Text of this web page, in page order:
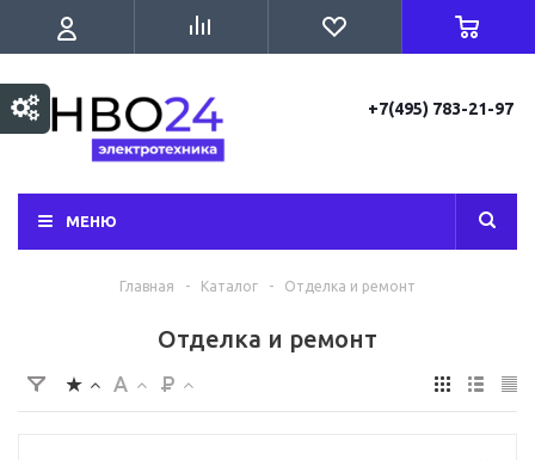
+7(495) 783-21-97
МЕНЮ
Главная - Каталог - Отделка и ремонт
Отделка и ремонт